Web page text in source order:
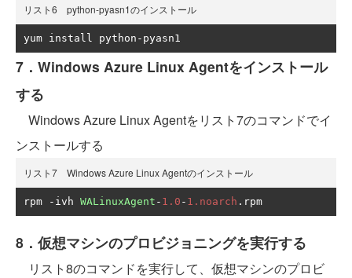
リスト6 python-pyasn1のインストール
yum install python -
7．Windows Azure Linux Agentをインストール
する
Windows Azure Linux Agentをリスト7のコマンドでイ
ンストールする
リスト7 Windows Azure Linux Agentのインストール
rpm - ivh WALinuxAgent - 1.0 - 1.noarch . rpm
8．仮想マシンのプロビジョニングを実行する
リスト8のコマンドを実行して、仮想マシンのプロビ